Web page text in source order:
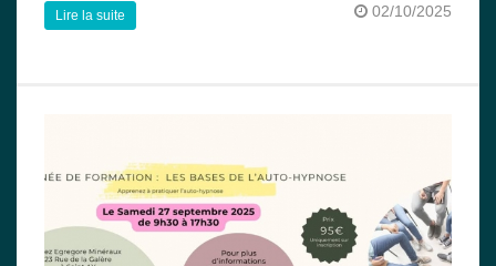
02/10/2025
Lire la suite